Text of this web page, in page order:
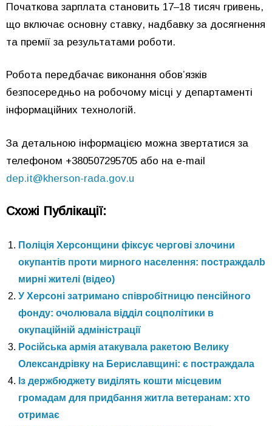
Початкова зарплата становить 17–18 тисяч гривень,
що включає основну ставку, надбавку за досягнення
та премії за результатами роботи.
Робота передбачає виконання обов’язків
безпосередньо на робочому місці у департаменті
інформаційних технологій.
За детальною інформацією можна звертатися за
телефоном +380507295705 або на e-mail
dep.it@kherson-rada.gov.u
Схожі Публікації:
Поліція Херсонщини фіксує чергові злочини
окупантів проти мирного населення: постраждалb
мирні жителі (відео)
У Херсоні затримано співробітницю пенсійного
фонду: очолювала відділ соцполітики в
окупаційній адміністрації
Російська армія атакувала ракетою Велику
Олександрівку на Бериславщині: є постраждала
Із держбюджету виділять кошти місцевим
громадам для придбання житла ветеранам: хто
отримає